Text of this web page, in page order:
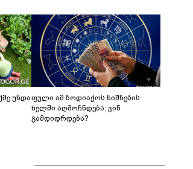
უნდაფული ამ ზოდიაქოს ნიშნების
ხელში აღმოჩნდება: ვინ
გამდიდრდება?